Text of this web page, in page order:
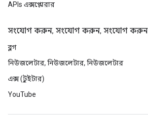
APIs এক্সপ্লোরার
সংযোগ করুন, সংযোগ করুন, সংযোগ করুন
ব্লগ
নিউজলেটার, নিউজলেটার, নিউজলেটার
এক্স (টুইটার)
YouTube